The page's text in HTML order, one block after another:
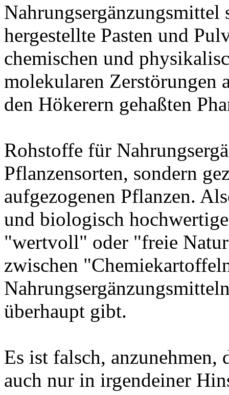
hergestellte Pasten und
chemischen und
molekularen Zerstörungen
den Hökerern gehaßten
Rohstoffe für
Pflanzensorten, sondern
aufgezogenen Pflanzen.
und biologisch
"wertvoll" oder "freie
zwischen
überhaupt gibt.
Es ist falsch, anzunehmen,
auch nur in irgendeiner